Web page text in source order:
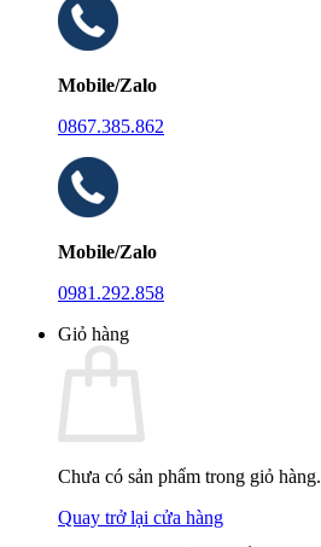
Mobile/Zalo
0867.385.862
Mobile/Zalo
0981.292.858
Giỏ hàng
Chưa có sản phẩm trong giỏ hàng.
Quay trở lại cửa hàng